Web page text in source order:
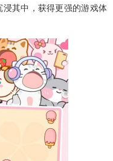
其中，获得更强的游戏体